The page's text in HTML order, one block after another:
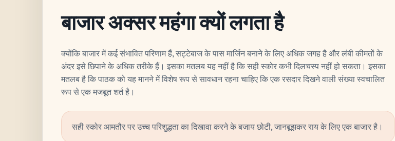
बाजार अक्सर महंगा क्यों लगता है
क्योंकि बाजार में कई संभावित परिणाम हैं, सट्टेबाज के पास मार्जिन बनाने के लिए अधिक जगह है और लंबी कीमतों के
अंदर इसे छिपाने के अधिक तरीके हैं। इसका मतलब यह नहीं है कि सही स्कोर कभी दिलचस्प नहीं हो सकता। इसका
मतलब है कि पाठक को यह मानने में विशेष रूप से सावधान रहना चाहिए कि एक रसदार दिखने वाली संख्या स्वचालित
रूप से एक मजबूत शर्त है।
सही स्कोर आमतौर पर उच्च परिशुद्धता का दिखावा करने के बजाय छोटी, जानबूझकर राय के लिए एक बाजार है।